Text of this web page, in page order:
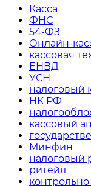
Касса
ФНС
54-ФЗ
Онлайн-
кассовая
ЕНВД
УСН
налоговый
НК РФ
кассовый
Минфин
налоговый
ритейл